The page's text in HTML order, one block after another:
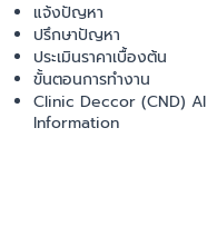
แจ้งปัญหา
ปรึกษาปัญหา
ประเมินราคาเบื้องต้น
ขั้นตอนการทำงาน
Clinic Deccor (CND) AI
Information